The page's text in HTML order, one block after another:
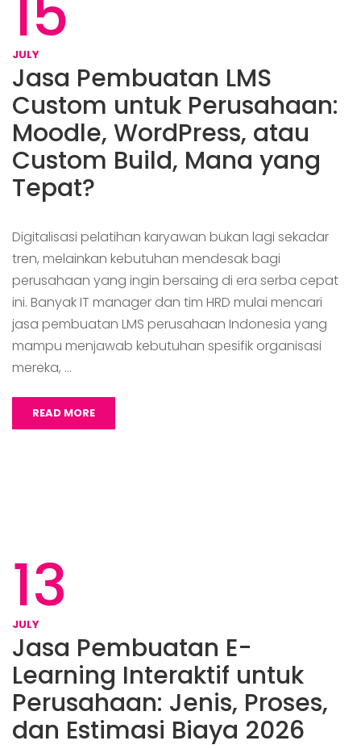
JULY
Jasa Pembuatan LMS
Custom untuk Perusahaan:
Moodle, WordPress, atau
Custom Build, Mana yang
Tepat?
Digitalisasi pelatihan karyawan bukan lagi sekadar
tren, melainkan kebutuhan mendesak bagi
perusahaan yang ingin bersaing di era serba cepat
ini. Banyak IT manager dan tim HRD mulai mencari
jasa pembuatan LMS perusahaan Indonesia yang
mampu menjawab kebutuhan spesifik organisasi
mereka, …
READ MORE
13
JULY
Jasa Pembuatan E-
Learning Interaktif untuk
Perusahaan: Jenis, Proses,
dan Estimasi Biaya 2026